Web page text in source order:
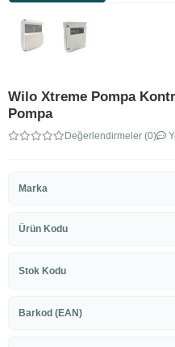
Wilo Xtreme Pompa
Pompa
Değerlendirmeler (0)
Marka
Ürün Kodu
Stok Kodu
Barkod (EAN)